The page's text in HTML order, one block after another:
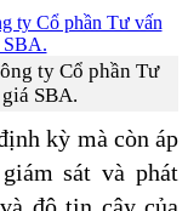
ty Cổ phần Tư
SBA.
kỳ mà còn áp
sát và phát